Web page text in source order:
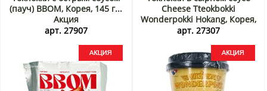
(пауч) BBOM, Корея, 145 г...
Акция
арт. 27907
Cheese Tteokbokki
Wonderpokki Hokang, Корея,
120 г Акция
арт. 27307